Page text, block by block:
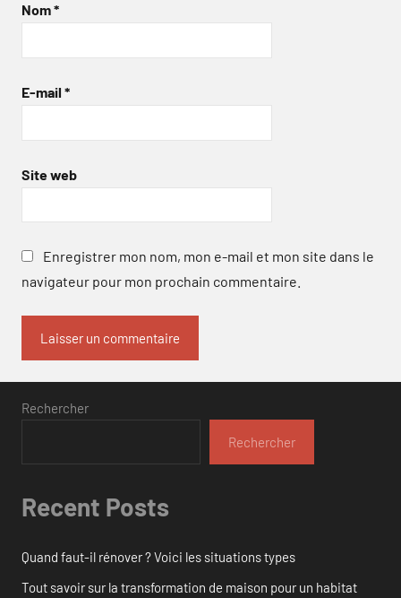
Nom*
E-mail *
Site web
Enregistrer mon nom, mon e-mail et mon site dans le
navigateur pour mon prochain commentaire.
Rechercher
Rechercher
Recent Posts
Quand faut-il rénover ? Voici les situations types
Tout savoir sur la transformation de maison pour un habitat